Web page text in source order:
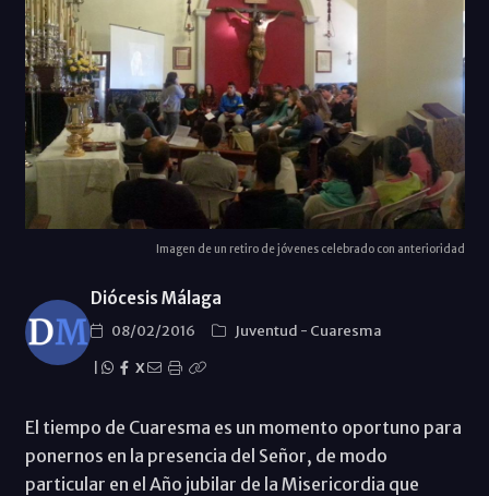
Imagen de un retiro de jóvenes celebrado con anterioridad
Diócesis Málaga
08/02/2016 Juventud - Cuaresma
X
El tiempo de Cuaresma es un momento oportuno para
ponernos en la presencia del Señor, de modo
particular en el Año jubilar de la Misericordia que